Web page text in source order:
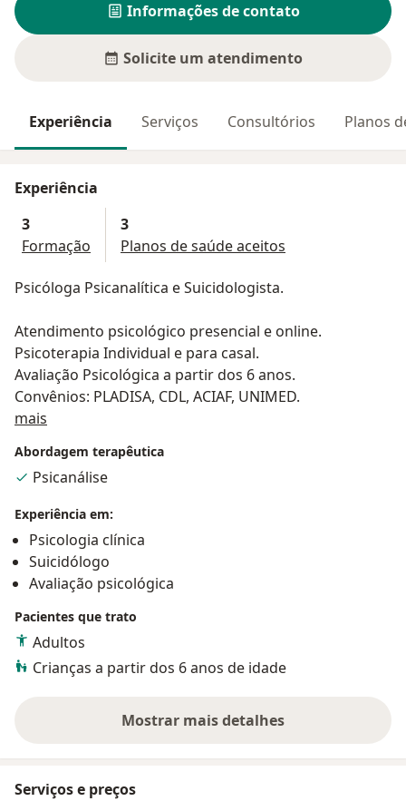
Informações de contato
Solicite um atendimento
Experiência Serviços Consultórios Planos
Experiência
3
Formação
3
Planos de saúde aceitos
Psicóloga Psicanalítica e Suicidologista.
Atendimento psicológico presencial e online.
Psicoterapia Individual e para casal.
Avaliação Psicológica a partir dos 6 anos.
Convênios: PLADISA, CDL, ACIAF, UNIMED.
mais
Abordagem terapêutica
Psicanálise
Experiência em:
Psicologia clínica
Suicidólogo
Avaliação psicológica
Pacientes que trato
Adultos
Crianças a partir dos 6 anos de idade
Mostrar mais detalhes
sobre a experiência
Serviços e preços